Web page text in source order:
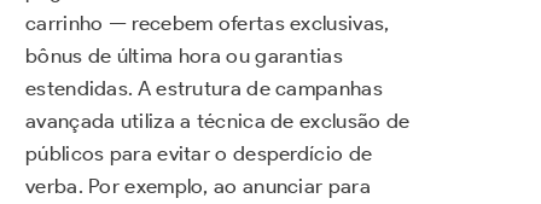
carrinho — recebem ofertas exclusivas,
bônus de última hora ou garantias
estendidas. A estrutura de campanhas
avançada utiliza a técnica de exclusão de
públicos para evitar o desperdício de
verba. Por exemplo, ao anunciar para